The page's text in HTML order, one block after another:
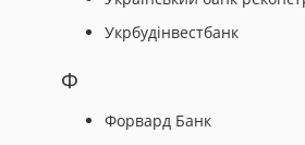
Укрбудінвестбанк
Ф
Форвард Банк